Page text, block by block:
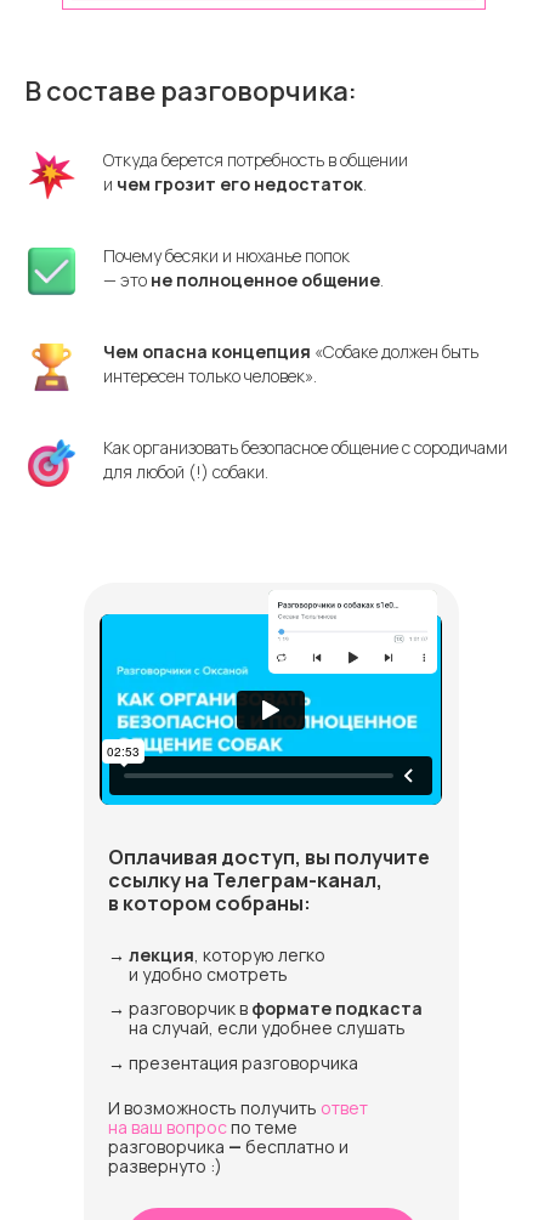
В составе разговорчика:
Откуда берется потребность в общении
и чем грозит его недостаток.
Почему бесяки и нюханье попок
— это не полноценное общение.
Чем опасна концепция «Собаке должен быть
интересен только человек».
Как организовать безопасное общение с сородичами
для любой (!) собаки.
Оплачивая доступ, вы получите
ссылку на Телеграм-канал,
в котором собраны:
лекция, которую легко
и удобно смотреть
разговорчик в формате подкаста
на случай, если удобнее слушать
→
→
презентация разговорчика
→
И возможность получить ответ
на ваш вопроспо теме
разговорчика — бесплатно и
развернуто :)